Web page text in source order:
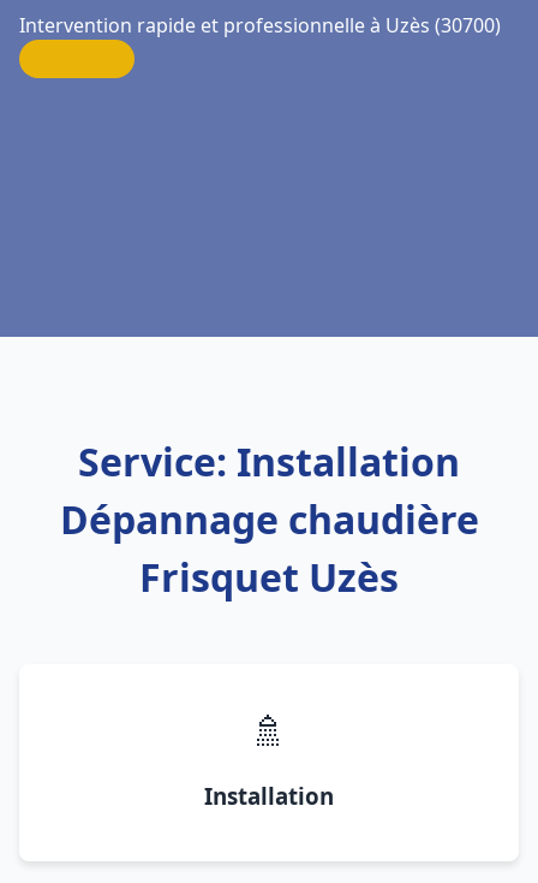
Intervention rapide et professionnelle à Uzès (30700)
Service: Installation
Dépannage chaudière
Frisquet Uzès
🚿
Installation